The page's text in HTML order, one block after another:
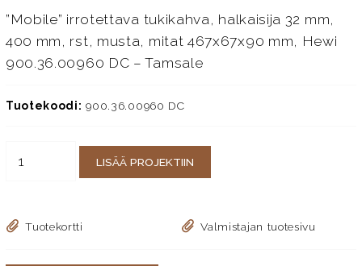
”Mobile” irrotettava tukikahva, halkaisija 32 mm,
400 mm, rst, musta, mitat 467x67x90 mm, Hewi
900.36.00960 DC – Tamsale
Tuotekoodi: 900.36.00960 DC
LISÄÄ PROJEKTIIN
Tuotekortti Valmistajan tuotesivu